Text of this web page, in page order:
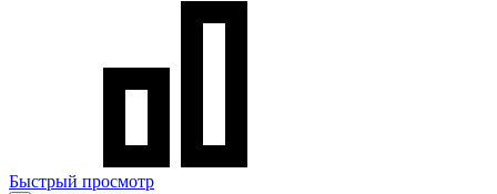
Быстрый просмотр